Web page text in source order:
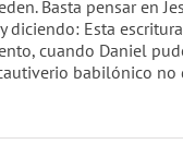
Basta pensar en
Esta
cuando Daniel
babilónico no